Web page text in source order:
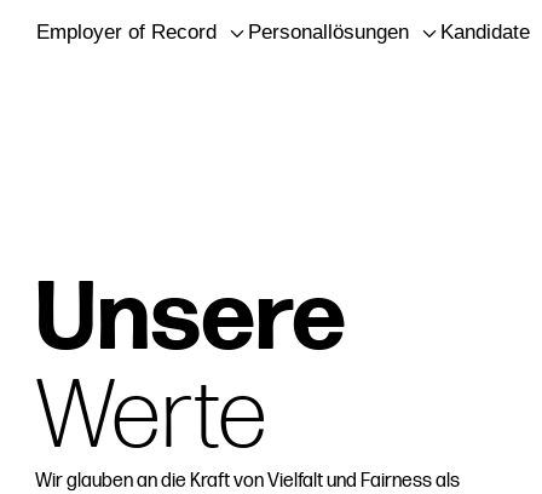
Employer of Record Personallösungen Kandidaten
Unsere
Werte
Wir glauben an die Kraft von Vielfalt und Fairness als